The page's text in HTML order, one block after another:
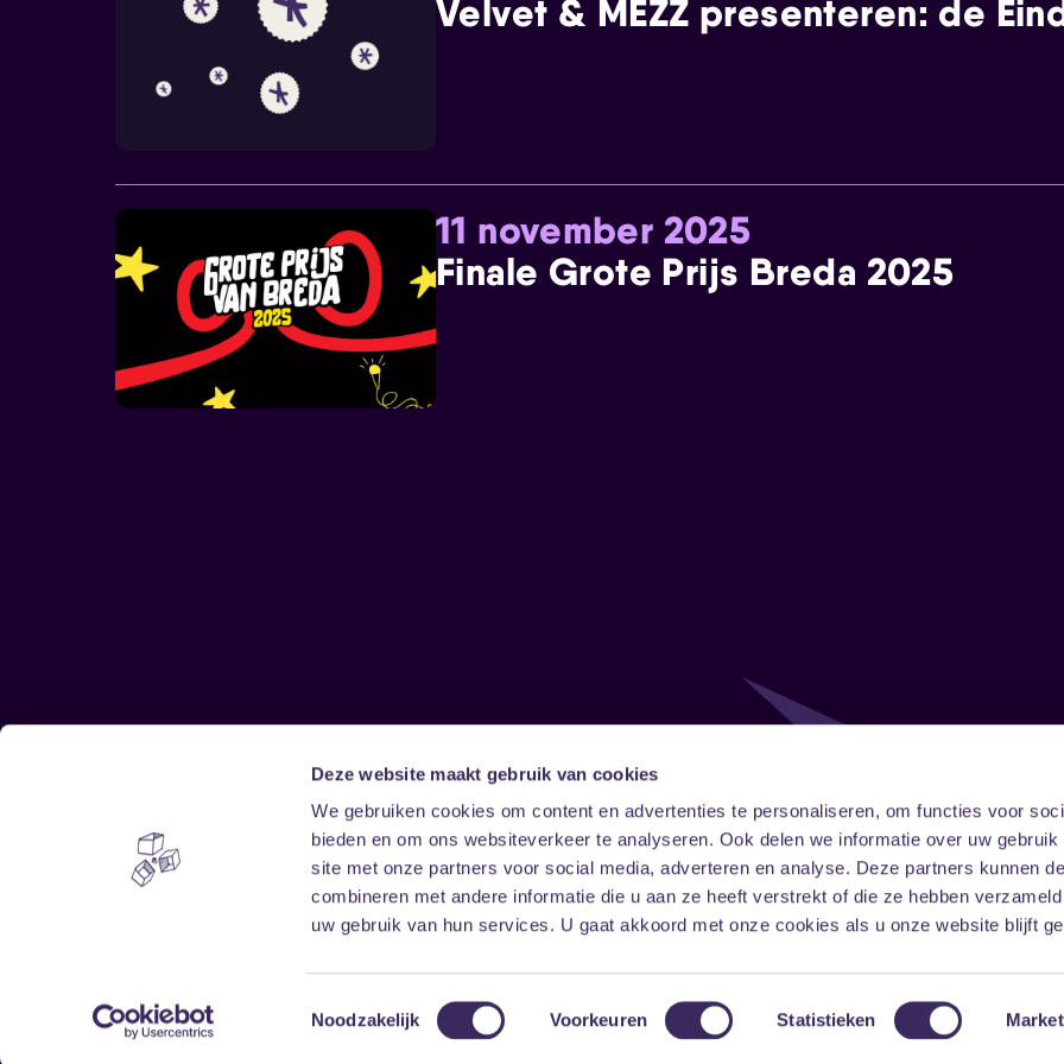
Deze website maakt gebruik van cookies
We gebruiken cookies om content en advertenties te personaliseren, om functies voor
bieden en om ons websiteverkeer te analyseren. Ook delen we informatie over uw gebruik
site met onze partners voor social media, adverteren en analyse. Deze partners kunnen
combineren met andere informatie die u aan ze heeft verstrekt of die ze hebben
uw gebruik van hun services. U gaat akkoord met onze cookies als u onze website blijft
Toestemmingsselectie
Noodzakelijk Voorkeuren Statistieken
Velvet & MEZZ presenteren: de
11 november 2025
Finale Grote Prijs Breda 2025
Home
Vrijwilligers
Disclaimer
Toegankelijkheid
Privacy & cookies
Follow
FacebookInstagramLinkedIn
Onze